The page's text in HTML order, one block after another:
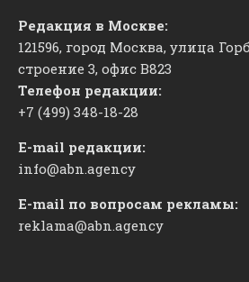
Редакция в Москве:
121596, город Москва, улица
строение 3, офис ​В823
Телефон редакции:
+7 (499) 348-18-28
E-mail редакции:
info@abn.agency
E-mail по вопросам рекламы:
reklama@abn.agency